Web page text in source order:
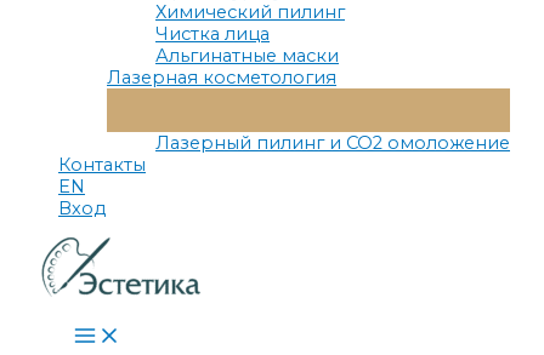
Химический пилинг
Чистка лица
Альгинатные маски
Лазерная косметология
Меню
Лазерный пилинг и СО2 омоложение
Контакты
EN
Вход
Main
Menu